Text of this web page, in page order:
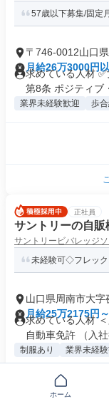
57歳以下募集/固定
〒746-0012山口
月給26万3000円
求めている人材
第8条 ポジティブ
業界未経験歓迎 歩
正社員
サントリーの自
サントリービバレッジ
未経験可◇フレッ
山口県周南市大字
月給25万2175円
求めている人材
自動車免許 （入社
制服あり 業界未経
ホーム